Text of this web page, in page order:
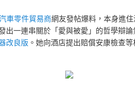
車零件貿易商網友發帖爆料，本身進
出一連串關於「愛與被愛」的哲學辯
改良版 。她向酒店提出賠償安康檢查